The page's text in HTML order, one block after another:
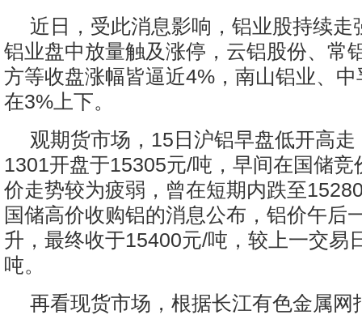
近日，受此消息影响，铝业股持续走
铝业盘中放量触及涨停，云铝股份、常
方等收盘涨幅皆逼近4%，南山铝业、
在3%上下。
观期货市场，15日沪铝早盘低开高走
1301开盘于15305元/吨，早间在国储竞
价走势较为疲弱，曾在短期内跌至
国储高价收购铝的消息公布，铝价午后
升，最终收于15400元/吨，较上一交易
吨。
再看现货市场，根据长江有色金属网